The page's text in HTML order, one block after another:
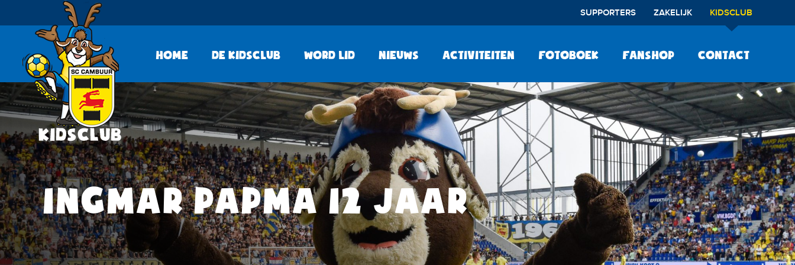
SUPPORTERS ZAKELIJK KIDSCLUB
Home De KidsClub Word lid Nieuws Activiteiten Fotoboek Fanshop Contact
INGMAR PAPMA 12 JAAR